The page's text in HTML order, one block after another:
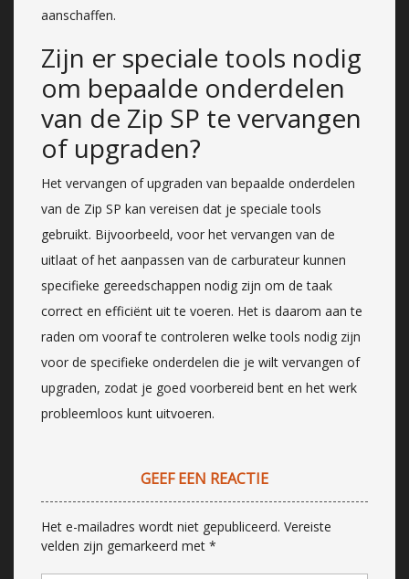
aanschaffen.
Zijn er speciale tools nodig
om bepaalde onderdelen
van de Zip SP te vervangen
of upgraden?
Het vervangen of upgraden van bepaalde onderdelen
van de Zip SP kan vereisen dat je speciale tools
gebruikt. Bijvoorbeeld, voor het vervangen van de
uitlaat of het aanpassen van de carburateur kunnen
specifieke gereedschappen nodig zijn om de taak
correct en efficiënt uit te voeren. Het is daarom aan te
raden om vooraf te controleren welke tools nodig zijn
voor de specifieke onderdelen die je wilt vervangen of
upgraden, zodat je goed voorbereid bent en het werk
probleemloos kunt uitvoeren.
GEEF EEN REACTIE
Het e-mailadres wordt niet gepubliceerd. Vereiste
velden zijn gemarkeerd met *